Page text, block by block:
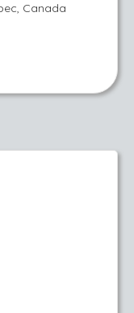
Canada